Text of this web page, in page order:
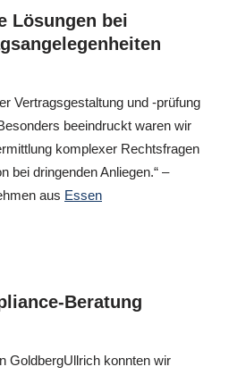
Lösungen bei
Vertragsgestaltung und -prüfung
beeindruckt waren wir
komplexer Rechtsfragen
bei dringenden Anliegen.“ –
aus Essen
Beratung
GoldbergUllrich konnten wir